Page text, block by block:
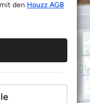
den Houzz AGB